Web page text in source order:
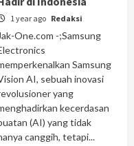
1 year ago Redaksi
Jak-One.com -;Samsung
Samsung
AI, sebuah inovasi
yang
kecerdasan
(AI) yang tidak
canggih, tetapi...